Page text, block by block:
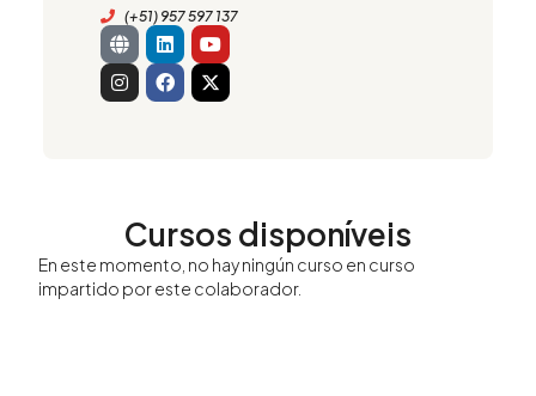
(+51) 957 597 137
G
l
o
b
e
L
i
n
k
e
Y
o
u
t
u
I
n
s
t
a
F
a
c
e
b
X
-
t
w
i
Cursos disponíveis
En este momento, no hay ningún curso en curso
impartido por este colaborador.